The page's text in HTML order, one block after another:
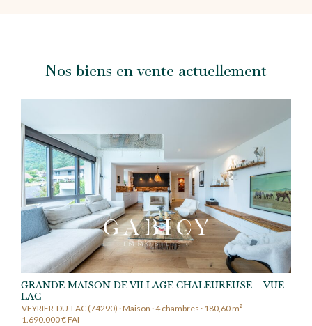
Nos biens en vente actuellement
GRANDE MAISON DE VILLAGE CHALEUREUSE – VUE
LAC
VEYRIER-DU-LAC (74290) · Maison · 4 chambres · 180,60 m²
1.690.000 € FAI